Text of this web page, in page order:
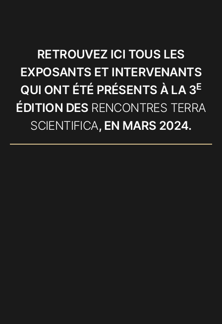
RETROUVEZ ICI TOUS LES
EXPOSANTS ET INTERVENANTS
QUI ONT ÉTÉ PRÉSENTS À LA 3E
ÉDITION DES RENCONTRES TERRA
SCIENTIFICA, EN MARS 2024.